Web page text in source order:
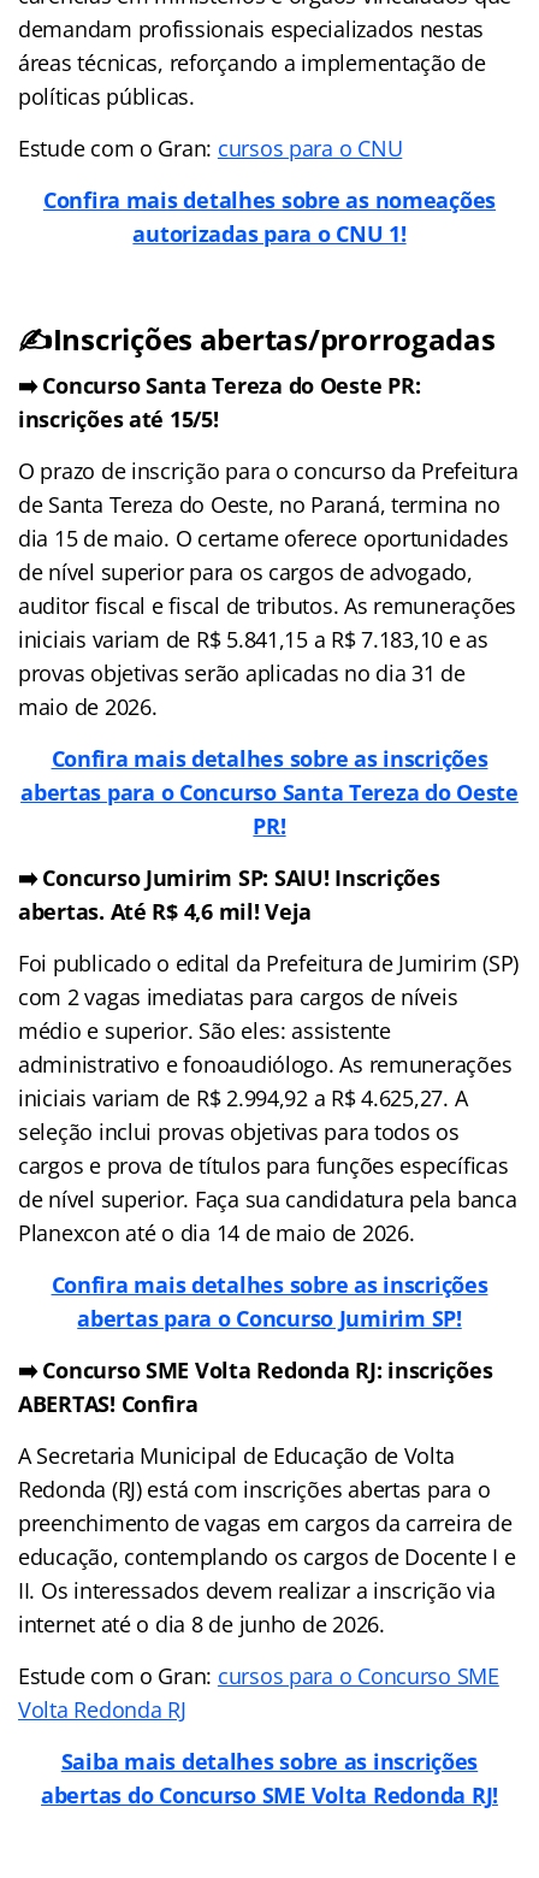
demandam profissionais especializados nestas
áreas técnicas, reforçando a implementação de
políticas públicas.
Estude com o Gran: cursos para o CNU
Confira mais detalhes sobre as nomeações
autorizadas para o CNU 1!
✍️Inscrições abertas/prorrogadas
➡️ Concurso Santa Tereza do Oeste PR:
inscrições até 15/5!
O prazo de inscrição para o concurso da Prefeitura
de Santa Tereza do Oeste, no Paraná, termina no
dia 15 de maio. O certame oferece oportunidades
de nível superior para os cargos de advogado,
auditor fiscal e fiscal de tributos. As remunerações
iniciais variam de R$ 5.841,15 a R$ 7.183,10 e as
provas objetivas serão aplicadas no dia 31 de
maio de 2026.
Confira mais detalhes sobre as inscrições
abertas para o Concurso Santa Tereza do Oeste
PR!
➡️ Concurso Jumirim SP: SAIU! Inscrições
abertas. Até R$ 4,6 mil! Veja
Foi publicado o edital da Prefeitura de Jumirim (SP)
com 2 vagas imediatas para cargos de níveis
médio e superior. São eles: assistente
administrativo e fonoaudiólogo. As remunerações
iniciais variam de R$ 2.994,92 a R$ 4.625,27. A
seleção inclui provas objetivas para todos os
cargos e prova de títulos para funções específicas
de nível superior. Faça sua candidatura pela banca
Planexcon até o dia 14 de maio de 2026.
Confira mais detalhes sobre as inscrições
abertas para o Concurso Jumirim SP!
➡️ Concurso SME Volta Redonda RJ: inscrições
ABERTAS! Confira
A Secretaria Municipal de Educação de Volta
Redonda (RJ) está com inscrições abertas para o
preenchimento de vagas em cargos da carreira de
educação, contemplando os cargos de Docente I e
II. Os interessados devem realizar a inscrição via
internet até o dia 8 de junho de 2026.
Estude com o Gran: cursos para o Concurso SME
Volta Redonda RJ
Saiba mais detalhes sobre as inscrições
abertas do Concurso SME Volta Redonda RJ!